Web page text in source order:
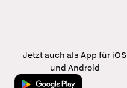
Jetzt auch als App für iOS
und Android
Jetzt bei Google Play